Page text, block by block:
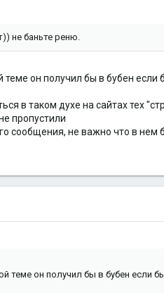
не баньте реню.
теме он получил бы в бубен если
в таком духе на сайтах тех
пропустили
сообщения, не важно что в нем
теме он получил бы в бубен если